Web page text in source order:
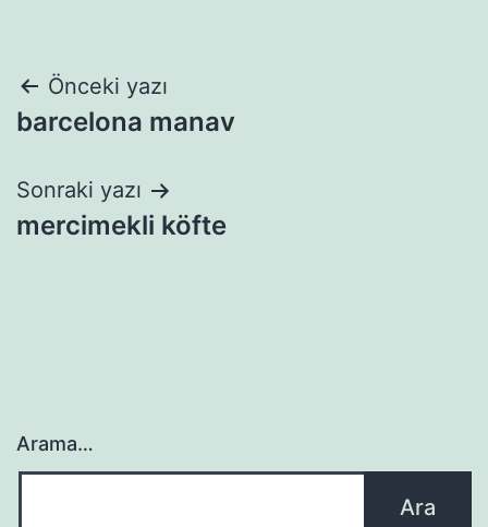
Yazı
gezinmesi
Önceki yazı
barcelona manav
Sonraki yazı
mercimekli köfte
Arama…